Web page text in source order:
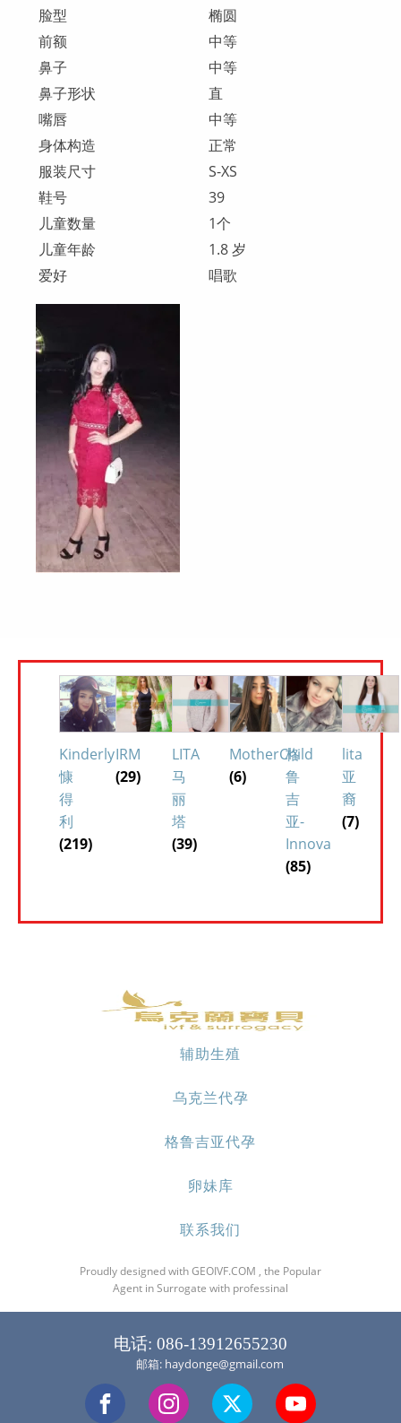
脸型
椭圆
前额
中等
鼻子
中等
鼻子形状
直
嘴唇
中等
身体构造
正常
服装尺寸
S-XS
鞋号
39
儿童数量
1个
儿童年龄
1.8 岁
爱好
唱歌
Kinderly
慷
得
利
(219)
IRM
(29)
LITA
马
丽
塔
(39)
MotherChild
(6)
格
鲁
吉
亚-
Innova
(85)
lita
亚
裔
(7)
辅助生殖
乌克兰代孕
格鲁吉亚代孕
卵妹库
联系我们
Proudly designed with GEOIVF.COM , the Popular
Agent in Surrogate with professinal
电话: 086-13912655230
邮箱: haydonge@gmail.com